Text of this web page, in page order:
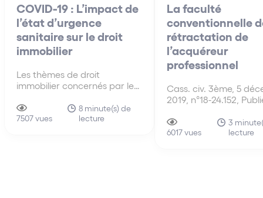
COVID-19 : L’impact de
l’état d’urgence
sanitaire sur le droit
immobilier
Les thèmes de droit
immobilier concernés par les
mars 2020 sont
essentiellement la pérennité
7507 vues
8 minute(s) de
lecture
La faculté
conventionnelle
rétractation de
l’acquéreur
professionnel
Cass. civ. 3ème, 5
2019, n°18-24.152,
retient que la faculté
conventionnelle de
6017 vues
3
lecture